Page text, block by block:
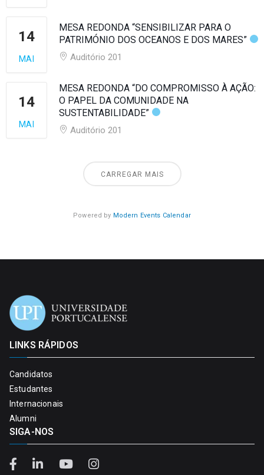
14
MAI
MESA REDONDA “SENSIBILIZAR PARA O
PATRIMÓNIO DOS OCEANOS E DOS MARES”
Auditório 201
14
MAI
MESA REDONDA “DO COMPROMISSO À AÇÃO:
O PAPEL DA COMUNIDADE NA
SUSTENTABILIDADE”
Auditório 201
CARREGAR MAIS
Powered by Modern Events Calendar
LINKS RÁPIDOS
Candidatos
Estudantes
Internacionais
Alumni
SIGA-NOS